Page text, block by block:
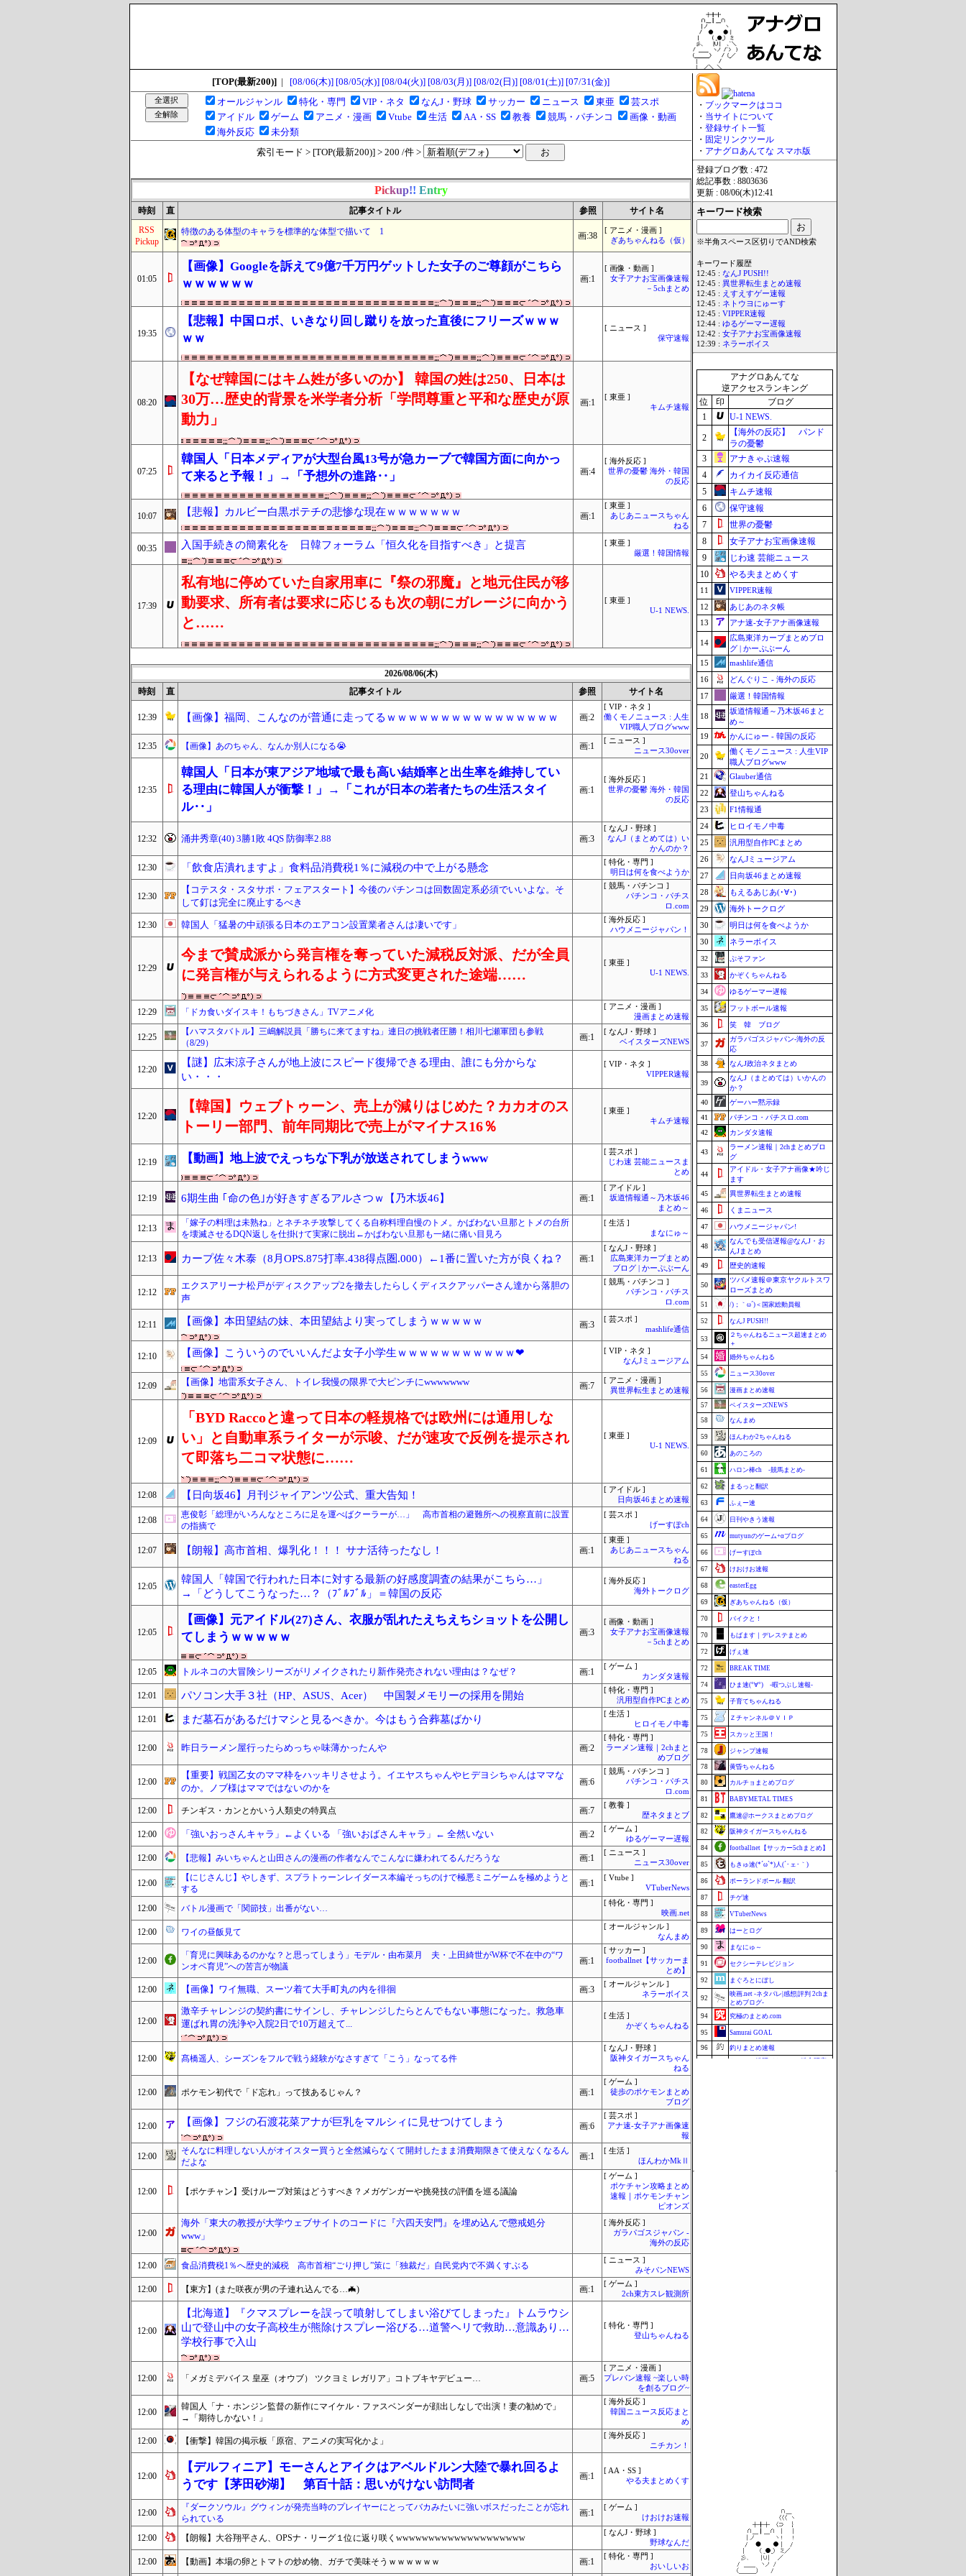
[TOP(最新200)] | [08/06(木)] [08/05(水)] [08/04(火)] [08/03(月)] [08/02(日)] [08/01(土)] [07/31(金)]
オールジャンル
特化・専門 VIP・ネタ なんJ・野球 サッカー ニュース 東亜
芸スポ
アイドル
ゲーム アニメ・漫画 Vtube 生活 AA・SS 教養 競馬・パチンコ
画像・動画
海外反応
未分類
索引モード > [TOP(最新200)] > 200 /件 >
Pickup!! Entry
時刻 直 記事タイトル 参照
サイト名
RSS
Pickup
特徴のある体型のキャラを標準的な体型で描いて 1 画:38
[ アニメ・漫画 ]
ぎあちゃんねる（仮）
01:05
【画像】Googleを訴えて9億7千万円ゲットした女子のご尊顔がこちら
ｗｗｗｗｗｗ
画:1
[ 画像・動画 ]
女子アナお宝画像速報
－5chまとめ
19:35
【悲報】中国ロボ、いきなり回し蹴りを放った直後にフリーズｗｗｗ
ｗｗ
[ ニュース ]
保守速報
08:20
【なぜ韓国にはキム姓が多いのか】 韓国の姓は250、日本は
30万…歴史的背景を米学者分析「学問尊重と平和な歴史が原
動力」
画:1
[ 東亜 ]
キムチ速報
07:25
韓国人「日本メディアが大型台風13号が急カーブで韓国方面に向かっ
て来ると予報！」→「予想外の進路‥」
画:4
[ 海外反応 ]
世界の憂鬱 海外・韓国
の反応
10:07 【悲報】カルビー白黒ポテチの悲惨な現在ｗｗｗｗｗｗｗ 画:1
[ 東亜 ]
あじあニュースちゃん
ねる
00:35 入国手続きの簡素化を 日韓フォーラム「恒久化を目指すべき」と提言
[ 東亜 ]
厳選！韓国情報
17:39
私有地に停めていた自家用車に『祭の邪魔』と地元住民が移
動要求、所有者は要求に応じるも次の朝にガレージに向かう
と……
[ 東亜 ]
U-1 NEWS.
2026/08/06(木)
時刻
直 記事タイトル 参照 サイト名
12:39 【画像】福岡、こんなのが普通に走ってるｗｗｗｗｗｗｗｗｗｗｗｗｗｗｗｗ 画:2
[ VIP・ネタ ]
働くモノニュース : 人生
VIP職人ブログwww
12:35 【画像】あのちゃん、なんか別人になる😭 画:1
[ ニュース ]
ニュース30over
12:35
韓国人「日本が東アジア地域で最も高い結婚率と出生率を維持してい
る理由に韓国人が衝撃！」→「これが日本の若者たちの生活スタイ
ル‥」
画:1
[ 海外反応 ]
世界の憂鬱 海外・韓国
の反応
12:32 涌井秀章(40) 3勝1敗 4QS 防御率2.88 画:3
[ なんJ・野球 ]
なんJ（まとめては）い
かんのか？
12:30 「飲食店潰れますよ」食料品消費税1％に減税の中で上がる懸念
[ 特化・専門 ]
明日は何を食べようか
12:30
【コテスタ・スタサポ・フェアスタート】今後のパチンコは回数固定系必須でいいよな。そ
して釘は完全に廃止するべき
[ 競馬・パチンコ ]
パチンコ・パチス
ロ.com
12:30 韓国人「猛暑の中頑張る日本のエアコン設置業者さんは凄いです」
[ 海外反応 ]
ハウメニージャパン！
12:29
今まで賛成派から発言権を奪っていた減税反対派、だが全員
に発言権が与えられるように方式変更された途端……
[ 東亜 ]
U-1 NEWS.
12:29 「ドカ食いダイスキ！もちづきさん」TVアニメ化
[ アニメ・漫画 ]
漫画まとめ速報
12:25
【ハマスタバトル】三嶋解説員「勝ちに来てますね」連日の挑戦者圧勝！相川七瀬軍団も参戦
（8/29）
画:1
[ なんJ・野球 ]
ベイスターズNEWS
12:20
【謎】広末涼子さんが地上波にスピード復帰できる理由、誰にも分からな
い・・・
[ VIP・ネタ ]
VIPPER速報
12:20
【韓国】ウェブトゥーン、売上が減りはじめた？カカオのス
トーリー部門、前年同期比で売上がマイナス16％
[ 東亜 ]
キムチ速報
12:19 【動画】地上波でえっちな下乳が放送されてしまうwww
[ 芸スポ ]
じわ速 芸能ニュースま
とめ
12:19 6期生曲 ｢命の色｣が好きすぎるアルさつｗ【乃木坂46】 画:1
[ アイドル ]
坂道情報通～乃木坂46
まとめ～
12:13
「嫁子の料理は未熟ね」とネチネチ攻撃してくる自称料理自慢のトメ。かばわない旦那とトメの台所
を壊滅させるDQN返しを仕掛けて実家に脱出←かばわない旦那も一緒に痛い目見ろ
[ 生活 ]
まなにゅ～
12:13 カープ佐々木泰（8月OPS.875打率.438得点圏.000）←1番に置いた方が良くね？ 画:1
[ なんJ・野球 ]
広島東洋カープまとめ
ブログ | かーぷぶーん
12:12
エクスアリーナ松戸がディスクアップ2を撤去したらしくディスクアッパーさん達から落胆の
声
[ 競馬・パチンコ ]
パチンコ・パチス
ロ.com
12:11 【画像】本田望結の妹、本田望結より実ってしまうｗｗｗｗｗ 画:3
[ 芸スポ ]
mashlife通信
12:10 【画像】こういうのでいいんだよ女子小学生ｗｗｗｗｗｗｗｗｗｗｗ❤
[ VIP・ネタ ]
なんJミュージアム
12:09 【画像】地雷系女子さん、トイレ我慢の限界で大ピンチにwwwwwww 画:7
[ アニメ・漫画 ]
異世界転生まとめ速報
12:09
「BYD Raccoと違って日本の軽規格では欧州には通用しな
い」と自動車系ライターが示唆、だが速攻で反例を提示され
て即落ち二コマ状態に……
[ 東亜 ]
U-1 NEWS.
12:08 【日向坂46】月刊ジャイアンツ公式、重大告知！
[ アイドル ]
日向坂46まとめ速報
12:08
恵俊彰「総理がいろんなところに足を運べばクーラーが…」 高市首相の避難所への視察直前に設置
の指摘で
[ 芸スポ ]
げーすぽch
12:07 【朗報】高市首相、爆乳化！！！ サナ活待ったなし！ 画:1
[ 東亜 ]
あじあニュースちゃん
ねる
12:05
韓国人「韓国で行われた日本に対する最新の好感度調査の結果がこちら…」
→「どうしてこうなった…？（ﾌﾞﾙﾌﾞﾙ」＝韓国の反応
[ 海外反応 ]
海外トークログ
12:05
【画像】元アイドル(27)さん、衣服が乱れたえちえちショットを公開し
てしまうｗｗｗｗｗ
画:3
[ 画像・動画 ]
女子アナお宝画像速報
－5chまとめ
12:05 トルネコの大冒険シリーズがリメイクされたり新作発売されない理由は？なぜ？ 画:1
[ ゲーム ]
カンダタ速報
12:01 パソコン大手３社（HP、ASUS、Acer） 中国製メモリーの採用を開始
[ 特化・専門 ]
汎用型自作PCまとめ
12:01 まだ墓石があるだけマシと見るべきか。今はもう合葬墓ばかり
[ 生活 ]
ヒロイモノ中毒
12:00 昨日ラーメン屋行ったらめっちゃ味薄かったんや 画:2
[ 特化・専門 ]
ラーメン速報｜2chまと
めブログ
12:00
【重要】戦国乙女のママ枠をハッキリさせよう。イエヤスちゃんやヒデヨシちゃんはママな
のか。ノブ様はママではないのかを
画:6
[ 競馬・パチンコ ]
パチンコ・パチス
ロ.com
12:00 チンギス・カンとかいう人類史の特異点 画:7
[ 教養 ]
歴ネタまとブ
12:00 「強いおっさんキャラ」←よくいる 「強いおばさんキャラ」← 全然いない 画:2
[ ゲーム ]
ゆるゲーマー遅報
12:00 【悲報】みいちゃんと山田さんの漫画の作者なんでこんなに嫌われてるんだろうな 画:1
[ ニュース ]
ニュース30over
12:00
【にじさんじ】やしきず、スプラトゥーンレイダース本編そっちのけで極悪ミニゲームを極めようと
する
画:1
[ Vtube ]
VTuberNews
12:00 バトル漫画で「関節技」出番がない…
[ 特化・専門 ]
映画.net
12:00 ワイの昼飯見て
[ オールジャンル ]
なんまめ
12:00
「育児に興味あるのかな？と思ってしまう」モデル・由布菜月 夫・上田綺世がW杯で不在中の“ワ
ンオペ育児”への苦言が物議
画:1
[ サッカー ]
footballnet【サッカーま
とめ】
12:00 【画像】ワイ無職、スーツ着て大手町丸の内を徘徊 画:3
[ オールジャンル ]
ネラーボイス
12:00
激辛チャレンジの契約書にサインし、チャレンジしたらとんでもない事態になった。救急車
運ばれ胃の洗浄や入院2日で10万超えて...
[ 生活 ]
かぞくちゃんねる
12:00 髙橋遥人、シーズンをフルで戦う経験がなさすぎて「こう」なってる件
[ なんJ・野球 ]
阪神タイガースちゃん
ねる
12:00 ポケモン初代で「ド忘れ」って技あるじゃん？ 画:1
[ ゲーム ]
徒歩のポケモンまとめ
ブログ
12:00 【画像】フジの石渡花菜アナが巨乳をマルシィに見せつけてしまう 画:6
[ 芸スポ ]
アナ速‐女子アナ画像速
報
12:00
そんなに料理しない人がオイスター買うと全然減らなくて開封したまま消費期限きて使えなくなるん
だよな
画:1
[ 生活 ]
ほんわかMkⅡ
12:00 【ポケチャン】受けループ対策はどうすべき？メガゲンガーや挑発技の評価を巡る議論
[ ゲーム ]
ポケチャン攻略まとめ
速報｜ポケモンチャン
ピオンズ
12:00
海外「東大の教授が大学ウェブサイトのコードに『六四天安門』を埋め込んで懲戒処分
www」
[ 海外反応 ]
ガラパゴスジャパン -
海外の反応
12:00 食品消費税1％へ歴史的減税 高市首相“ごり押し”策に「独裁だ」自民党内で不満くすぶる
[ ニュース ]
みそパンNEWS
12:00 【東方】(また咲夜が男の子連れ込んでる…🦇) 画:1
[ ゲーム ]
2ch東方スレ観測所
12:00
【北海道】『クマスプレーを誤って噴射してしまい浴びてしまった』トムラウシ
山で登山中の女子高校生が熊除けスプレー浴びる…道警ヘリで救助…意識あり…
学校行事で入山
[ 特化・専門 ]
登山ちゃんねる
12:00 「メガミデバイス 皇巫（オウブ） ツクヨミ レガリア」コトブキヤデビュー… 画:5
[ アニメ・漫画 ]
プレバン速報 ~楽しい時
を創るブログ~
12:00
韓国人「ナ・ホンジン監督の新作にマイケル・ファスベンダーが顔出しなしで出演！妻の勧めで」
→「期待しかない！」
[ 海外反応 ]
韓国ニュース反応まと
め
12:00 【衝撃】韓国の掲示板「原宿、アニメの実写化かよ」
[ 海外反応 ]
ニチカン！
12:00
【デルフィニア】モーさんとアイクはアベルドルン大陸で暴れ回るよ
うです【茅田砂湖】 第百十話：思いがけない訪問者
画:1
[ AA・SS ]
やる夫まとめくす
12:00
『ダークソウル』グウィンが発売当時のプレイヤーにとってバカみたいに強いボスだったことが忘れ
られている
画:1
[ ゲーム ]
けおけお速報
12:00 【朗報】大谷翔平さん、OPSナ・リーグ１位に返り咲くwwwwwwwwwwwwwwwwwwww
[ なんJ・野球 ]
野球なんだ
12:00 【動画】本場の卵とトマトの炒め物、ガチで美味そうｗｗｗｗｗｗ 画:1
[ 特化・専門 ]
おいしいお
・ ブックマークはココ
・ 当サイトについて
・ 登録サイト一覧
・ 固定リンクツール
・ アナグロあんてな スマホ版
登録ブログ数 : 472
総記事数 : 8803636
更新 : 08/06(木)12:41
キーワード検索
※半角スペース区切りでAND検索
キーワード履歴
12:45 : なんJ PUSH!!
12:45 : 異世界転生まとめ速報
12:45 : えすえすゲー速報
12:45 : ネトウヨにゅーす
12:45 : VIPPER速報
12:44 : ゆるゲーマー遅報
12:42 : 女子アナお宝画像速報
12:39 : ネラーボイス
アナグロあんてな
逆アクセスランキング
位
印
ブログ
1
U-1 NEWS.
2
【海外の反応】 パンド
ラの憂鬱
3
アナきゃぷ速報
4
カイカイ反応通信
5
キムチ速報
6
保守速報
7
世界の憂鬱
8
女子アナお宝画像速報
9
じわ速 芸能ニュース
10
やる夫まとめくす
11
VIPPER速報
12
あじあのネタ帳
13
アナ速‐女子アナ画像速報
14
広島東洋カープまとめブロ
グ | かーぷぶーん
15
mashlife通信
16
どんぐりこ - 海外の反応
17
厳選！韓国情報
18
坂道情報通～乃木坂46まと
め～
19
かんにゅー - 韓国の反応
20
働くモノニュース : 人生VIP
職人ブログwww
21
Glauber通信
22
登山ちゃんねる
23
F1情報通
24
ヒロイモノ中毒
25
汎用型自作PCまとめ
26
なんJミュージアム
27
日向坂46まとめ速報
28
もえるあじあ(･∀･)
29
海外トークログ
30
明日は何を食べようか
30
ネラーボイス
32 ぷそファン
33 かぞくちゃんねる
34 ゆるゲーマー遅報
35 フットボール速報
36 笑 韓 ブログ
37
ガラパゴスジャパン-海外の反
応
38
なんJ政治ネタまとめ
39
なんJ（まとめては）いかんの
か？
40
ゲーハー黙示録
41
パチンコ・パチスロ.com
42
カンダタ速報
43
ラーメン速報｜2chまとめブロ
グ
44
アイドル・女子アナ画像★吟じ
ます
45
異世界転生まとめ速報
46 くまニュース
47 ハウメニージャパン!
48
なんでも受信遅報@なんJ・お
んJまとめ
49
歴史的速報
50
ツバメ速報＠東京ヤクルトスワ
ローズまとめ
51 /)；｀ω´)＜国家総動員報
52 なんJ PUSH!!
53
２ちゃんねるニュース超速まとめ
＋
54
婚外ちゃんねる
55 ニュース30over
56 漫画まとめ速報
57 ベイスターズNEWS
58 なんまめ
59 ほんわか2ちゃんねる
60 あのころの
61 ハロン棒ch -競馬まとめ-
62 まるっと翻訳
63 ふぇー速
64 日刊やきう速報
65 mutyunのゲーム+αブログ
66 げーすぽch
67 けおけお速報
68 easterEgg
69 ぎあちゃんねる（仮）
70 バイクと！
70 もばます｜デレステまとめ
72 げぇ速
72 BREAK TIME
74 ひま速(°∀°) -暇つぶし速報-
75 子育てちゃんねる
75 Ｚチャンネル＠ＶＩＰ
75 スカッと王国！
78 ジャンプ速報
78 黄昏ちゃんねる
80 カルチョまとめブログ
81 BABYMETAL TIMES
82 鷹速@ホークスまとめブログ
82 阪神タイガースちゃんねる
84 footballnet【サッカー5chまとめ】
85 もきゅ速(*´ω`*)人(´･ェ･｀)
86 ポーランドボール 翻訳
87 チゲ速
88 VTuberNews
89 はーとログ
90 まなにゅ～
91 セクシーテレビジョン
92 まぐろとにぼし
92
映画.net -ネタバレ|感想|評判 2chま
とめブログ-
94
究極のまとめ.com
95 Samurai GOAL
96 釣りまとめ速報
ミーハー総研（ミーハー総合研究